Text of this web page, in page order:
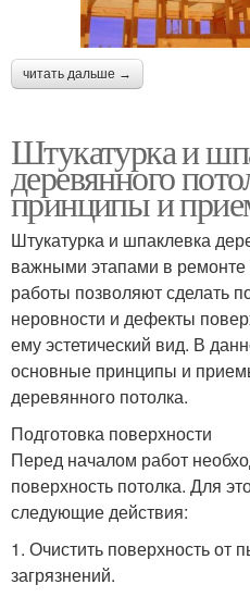
читать дальше →
Штукатурка и
деревянного
принципы и
Штукатурка и шпаклевка
важными этапами в
работы позволяют сделать
неровности и дефекты
ему эстетический вид. В
основные принципы и
деревянного потолка.
Подготовка поверхности
Перед началом работ
поверхность потолка. Для
следующие действия:
1. Очистить поверхность от
загрязнений.